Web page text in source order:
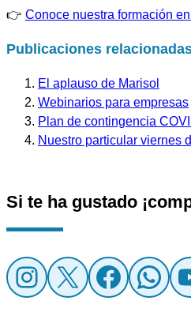
👉 Conoce nuestra formación
Publicaciones
El aplauso de Marisol
Webinarios para empresas
Plan de contingencia
Nuestro particular viernes
Si te ha gustado
Instagram
X